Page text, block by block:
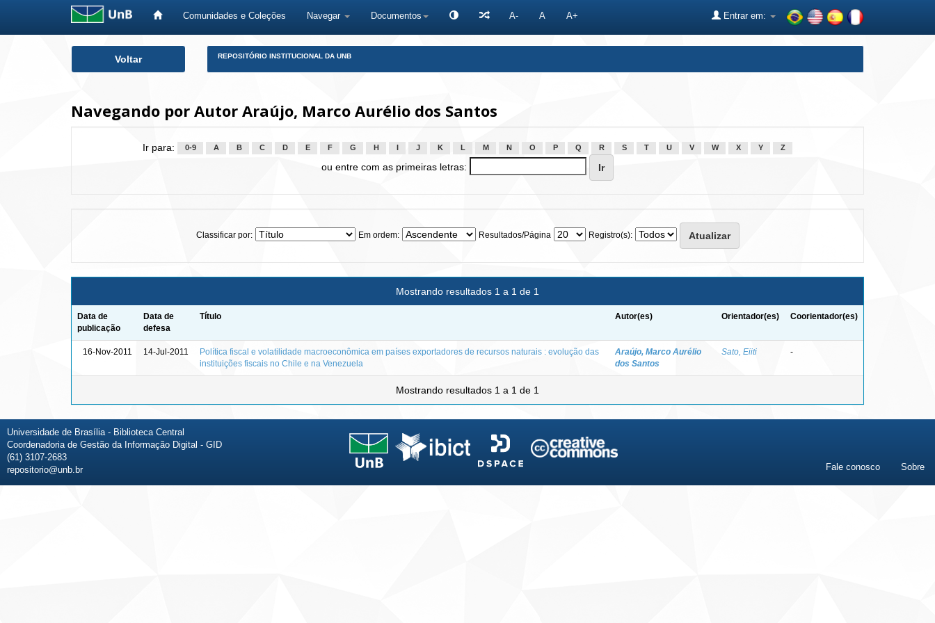
Comunidades e Coleções Navegar Documentos A- A A+ Entrar em:
Voltar REPOSITÓRIO INSTITUCIONAL DA UNB
Navegando por Autor Araújo, Marco Aurélio dos Santos
Ir para: 0-9 A B C D E F G H J K L M N O P Q R S T U V W X Y Z
ou entre com as primeiras letras:
Classificar por: Em ordem: Resultados/Página Registro(s):
Mostrando resultados 1 a 1 de 1
Data de
publicação
Data de
defesa
Título Autor(es) Orientador(es) Coorientador(es)
16-Nov-2011 14-Jul-2011
Política fiscal e volatilidade macroeconômica em países exportadores de recursos naturais : evolução das
instituições fiscais no Chile e na Venezuela
Araújo, Marco Aurélio
dos Santos
Sato, Eiiti -
Mostrando resultados 1 a 1 de 1
Universidade de Brasília - Biblioteca Central
Coordenadoria de Gestão da Informação Digital - GID
(61) 3107-2683
repositorio@unb.br
Fale conosco Sobre